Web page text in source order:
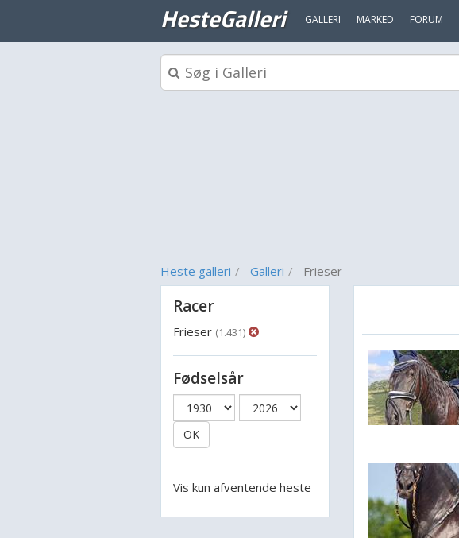
HesteGalleri GALLERI MARKED FORUM
Heste galleri Galleri Frieser
Racer
Frieser (1.431)
Fødselsår
OK
Vis kun afventende heste